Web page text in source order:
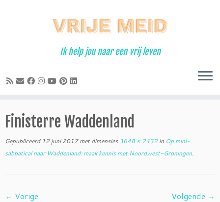
Ik help jou naar een vrij leven
Finisterre Waddenland
Gepubliceerd 12 juni 2017met dimensies 3648 × 2432 in Op mini-
sabbatical naar Waddenland: maak kennis met Noordwest-Groningen.
← Vorige Volgende →